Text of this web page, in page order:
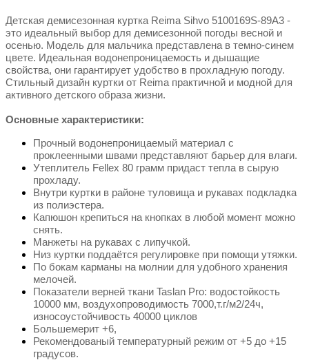
Детская демисезонная куртка Reima Sihvo 5100169S-89A3 -
это идеальный выбор для демисезонной погоды весной и
осенью. Модель для мальчика представлена в темно-синем
цвете. Идеальная водонепроницаемость и дышащие
свойства, они гарантирует удобство в прохладную погоду.
Стильный дизайн куртки от Reima практичной и модной для
активного детского образа жизни.
Основные характеристики:
Прочный водонепроницаемый материал с
проклеенными швами представляют барьер для влаги.
Утеплитель Fellex 80 грамм придаст тепла в сырую
прохладу.
Внутри куртки в районе туловища и рукавах подкладка
из полиэстера.
Капюшон крепиться на кнопках в любой момент можно
снять.
Манжеты на рукавах с липучкой.
Низ куртки поддаётся регулировке при помощи утяжки.
По бокам карманы на молнии для удобного хранения
мелочей.
Показатели верней ткани Taslan Pro: водостойкость
10000 мм, воздухопроводимость 7000,т.г/м2/24ч,
износоустойчивость 40000 циклов
Большемерит +6,
Рекомендованый температурный режим от +5 до +15
градусов.